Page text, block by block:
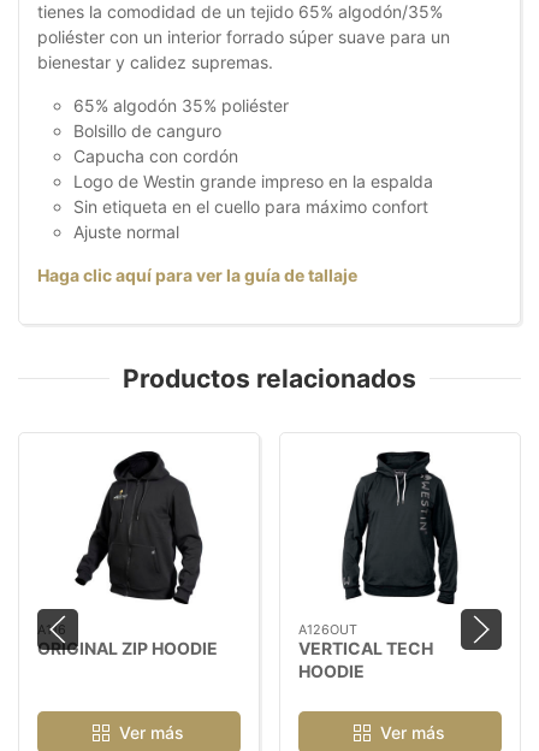
tienes la comodidad de un tejido 65% algodón/35%
poliéster con un interior forrado súper suave para un
bienestar y calidez supremas.
65% algodón 35% poliéster
Bolsillo de canguro
Capucha con cordón
Logo de Westin grande impreso en la espalda
Sin etiqueta en el cuello para máximo confort
Ajuste normal
Haga clic aquí para ver la guía de tallaje
Productos relacionados
A116
ORIGINAL ZIP HOODIE
Ver más
A126OUT
VERTICAL TECH
HOODIE
Ver más